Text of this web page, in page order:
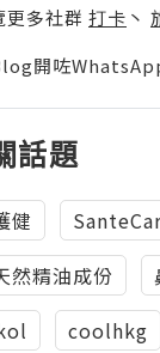
更多社群 打卡 丶
開咗
話題
健
然精油成份
coolhkg